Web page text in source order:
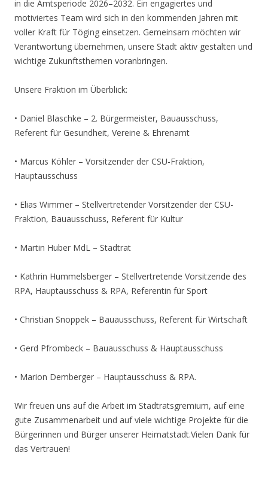
in die Amtsperiode 2026–2032. Ein engagiertes und
motiviertes Team wird sich in den kommenden Jahren mit
voller Kraft für Töging einsetzen. Gemeinsam möchten wir
Verantwortung übernehmen, unsere Stadt aktiv gestalten und
wichtige Zukunftsthemen voranbringen.
Unsere Fraktion im Überblick:
• Daniel Blaschke – 2. Bürgermeister, Bauausschuss,
Referent für Gesundheit, Vereine & Ehrenamt
• Marcus Köhler – Vorsitzender der CSU-Fraktion,
Hauptausschuss
• Elias Wimmer – Stellvertretender Vorsitzender der CSU-
Fraktion, Bauausschuss, Referent für Kultur
• Martin Huber MdL – Stadtrat
• Kathrin Hummelsberger – Stellvertretende Vorsitzende des
RPA, Hauptausschuss & RPA, Referentin für Sport
• Christian Snoppek – Bauausschuss, Referent für Wirtschaft
• Gerd Pfrombeck – Bauausschuss & Hauptausschuss
• Marion Demberger – Hauptausschuss & RPA.
Wir freuen uns auf die Arbeit im Stadtratsgremium, auf eine
gute Zusammenarbeit und auf viele wichtige Projekte für die
Bürgerinnen und Bürger unserer Heimatstadt.Vielen Dank für
das Vertrauen!